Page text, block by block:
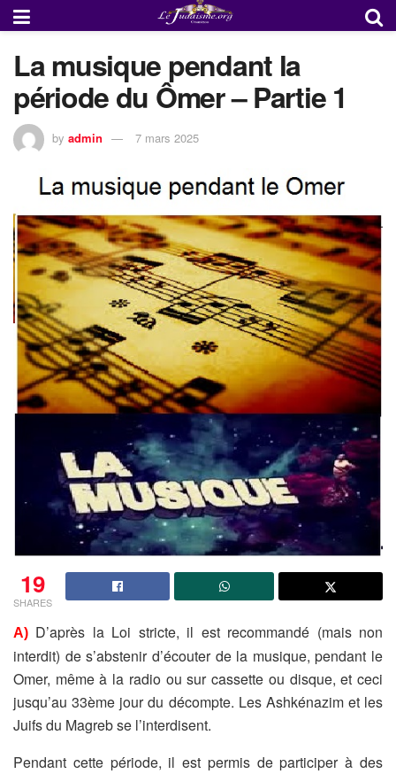
La musique pendant la
période du Ômer – Partie 1
by admin 7 mars 2025
19
SHARES
A) D’après la Loi stricte, il est recommandé (mais non
interdit) des’abstenir d’écouter de la musique, pendant le
Omer, même à la radio ou sur cassette ou disque, et ceci
jusqu’au 33ème jour du décompte. Les Ashkénazim et les
Juifs du Magreb se l’interdisent.
Pendant cette période, il est permis de participer à des